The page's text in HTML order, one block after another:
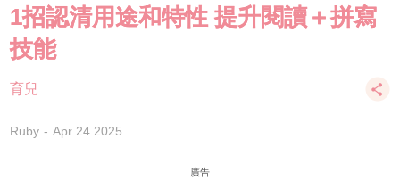
1招認清用途和特性 提升閱讀＋拼寫
技能
育兒
Ruby Apr 24 2025
廣告